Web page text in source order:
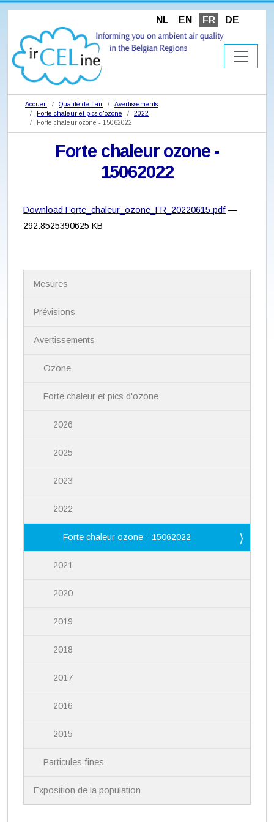
NL EN FR DE
Accueil Qualité de l'air
Avertissements
Forte chaleur et pics d'ozone
2022
Forte chaleur ozone - 15062022
Forte chaleur ozone -
15062022
Download Forte_chaleur_ozone_FR_20220615.pdf —
292.8525390625 KB
Mesures
Prévisions
Avertissements
Ozone
Forte chaleur et pics d'ozone
2026
2025
2023
2022
Forte chaleur ozone - 15062022
2021
2020
2019
2018
2017
2016
2015
Particules fines
Exposition de la population